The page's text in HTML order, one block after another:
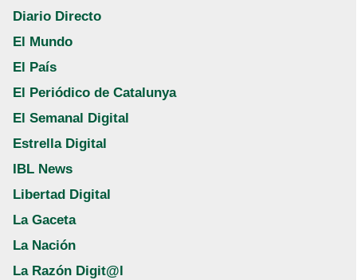
Diario Directo
El Mundo
El País
El Periódico de Catalunya
El Semanal Digital
Estrella Digital
IBL News
Libertad Digital
La Gaceta
La Nación
La Razón Digit@l